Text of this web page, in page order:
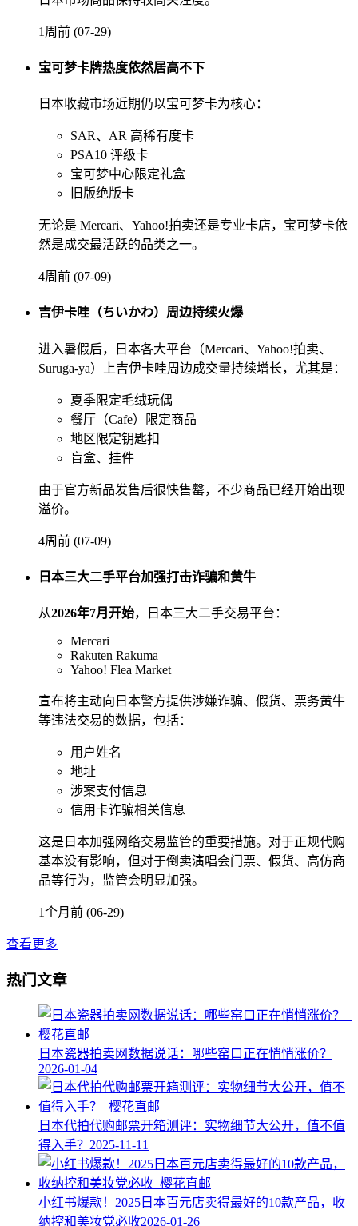
1周前 (07-29)
宝可梦卡牌热度依然居高不下
日本收藏市场近期仍以宝可梦卡为核心：
SAR、AR 高稀有度卡
PSA10 评级卡
宝可梦中心限定礼盒
旧版绝版卡
无论是 Mercari、Yahoo!拍卖还是专业卡店，宝可梦卡依
然是成交最活跃的品类之一。
4周前 (07-09)
吉伊卡哇（ちいかわ）周边持续火爆
进入暑假后，日本各大平台（Mercari、Yahoo!拍卖、
Suruga-ya）上吉伊卡哇周边成交量持续增长，尤其是：
夏季限定毛绒玩偶
餐厅（Cafe）限定商品
地区限定钥匙扣
盲盒、挂件
由于官方新品发售后很快售罄，不少商品已经开始出现
溢价。
4周前 (07-09)
日本三大二手平台加强打击诈骗和黄牛
从2026年7月开始，日本三大二手交易平台：
Mercari
Rakuten Rakuma
Yahoo! Flea Market
宣布将主动向日本警方提供涉嫌诈骗、假货、票务黄牛
等违法交易的数据，包括：
用户姓名
地址
涉案支付信息
信用卡诈骗相关信息
这是日本加强网络交易监管的重要措施。对于正规代购
基本没有影响，但对于倒卖演唱会门票、假货、高仿商
品等行为，监管会明显加强。
1个月前 (06-29)
查看更多
热门文章
日本瓷器拍卖网数据说话：哪些窑口正在悄悄涨价？
2026-01-04
日本代拍代购邮票开箱测评：实物细节大公开，值不值
得入手？ 2025-11-11
小红书爆款！2025日本百元店卖得最好的10款产品，收
纳控和美妆党必收2026-01-26